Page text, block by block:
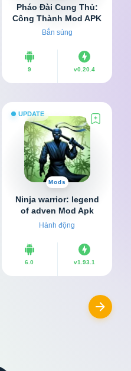
Pháo Đài Cung Thủ:
Công Thành Mod APK
v0.20.4 (Vô hạn tiền,
Bắn súng
9 v0.20.4
UPDATE
Mods
Ninja warrior: legend
of adven Mod Apk
v1.93.1 (Vô hạn tiền)
Hành động
6.0 v1.93.1
Next